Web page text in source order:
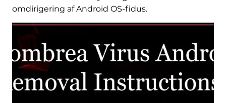
omdirigering af Android OS-fidus.